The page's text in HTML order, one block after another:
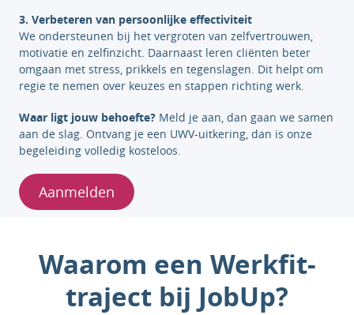
3. Verbeteren van persoonlijke effectiviteit
We ondersteunen bij het vergroten van zelfvertrouwen,
motivatie en zelfinzicht. Daarnaast leren cliënten beter
omgaan met stress, prikkels en tegenslagen. Dit helpt om
regie te nemen over keuzes en stappen richting werk.
Waar ligt jouw behoefte? Meld je aan, dan gaan we samen
aan de slag. Ontvang je een UWV-uitkering, dan is onze
begeleiding volledig kosteloos.
Aanmelden
Waarom een Werkfit-
traject bij JobUp?